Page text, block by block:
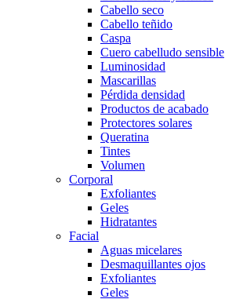
Cabello seco
Cabello teñido
Caspa
Cuero cabelludo sensible
Luminosidad
Mascarillas
Pérdida densidad
Productos de acabado
Protectores solares
Queratina
Tintes
Volumen
Corporal
Exfoliantes
Geles
Hidratantes
Facial
Aguas micelares
Desmaquillantes ojos
Exfoliantes
Geles